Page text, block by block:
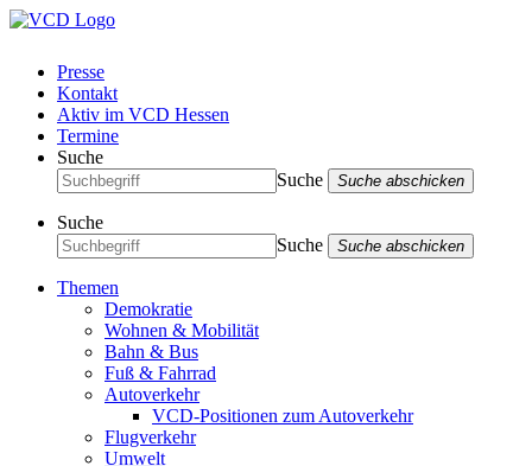
Presse
Kontakt
Aktiv im VCD Hessen
Termine
Suche
Suche
Suche abschicken
Suche
Suche
Suche abschicken
Themen
Demokratie
Wohnen & Mobilität
Bahn & Bus
Fuß & Fahrrad
Autoverkehr
VCD-Positionen zum Autoverkehr
Flugverkehr
Umwelt